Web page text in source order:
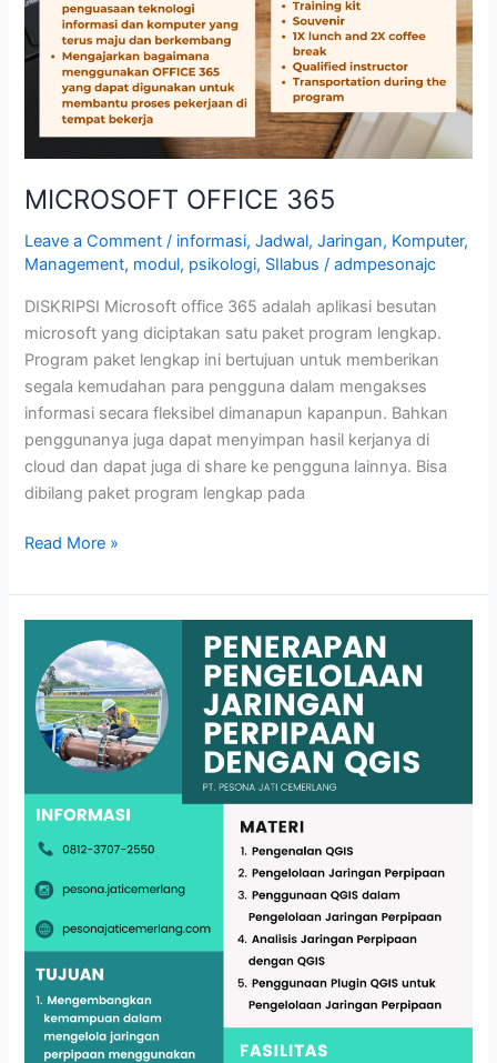
MICROSOFT OFFICE 365
Leave a Comment / informasi,Jadwal,Jaringan, Komputer,
Management, modul, psikologi, SIlabus /admpesonajc
DISKRIPSI Microsoft office 365 adalah aplikasi besutan
microsoft yang diciptakan satu paket program lengkap.
Program paket lengkap ini bertujuan untuk memberikan
segala kemudahan para pengguna dalam mengakses
informasi secara fleksibel dimanapun kapanpun. Bahkan
penggunanya juga dapat menyimpan hasil kerjanya di
cloud dan dapat juga di share ke pengguna lainnya. Bisa
dibilang paket program lengkap pada
Read More »
PENGELOLAAN
JARINGAN
PERPIPAAN
DENGAN
QGIS